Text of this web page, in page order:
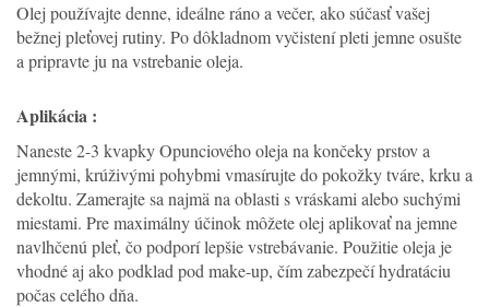
Olej používajte denne, ideálne ráno a večer, ako súčasť vašej
bežnej pleťovej rutiny. Po dôkladnom vyčistení pleti jemne osušte
a pripravte ju na vstrebanie oleja.
Aplikácia :
Naneste 2-3 kvapky Opunciového oleja na končeky prstov a
jemnými, krúživými pohybmi vmasírujte do pokožky tváre, krku a
dekoltu. Zamerajte sa najmä na oblasti s vráskami alebo suchými
miestami. Pre maximálny účinok môžete olej aplikovať na jemne
navlhčenú pleť, čo podporí lepšie vstrebávanie. Použitie oleja je
vhodné aj ako podklad pod make-up, čím zabezpečí hydratáciu
počas celého dňa.